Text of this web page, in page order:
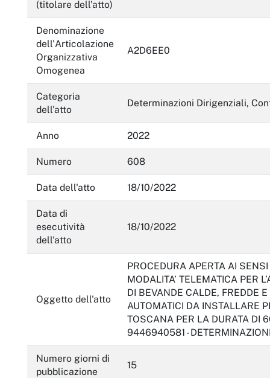
Bandi di gara e contratti
Sovvenzioni, contributi, sussidi, vantaggi economici
Bilanci
Beni immobili e gestione patrimonio
Controlli e rilievi sull'amministrazione
Opere pubbliche
Pianificazione e governo del territorio
Informazioni ambientali
Interventi straordinari e di emergenza
Attuazione misure PNRR
(titolare dell'atto)
Denominazione
dell'Articolazione
Organizzativa
Omogenea
A2D6EE0
Categoria
dell'atto
Determinazioni Dirigenziali,
Anno 2022
Numero 608
Data dell'atto 18/10/2022
Data di
esecutività
dell'atto
18/10/2022
Oggetto dell'atto
PROCEDURA APERTA AI
MODALITA’ TELEMATICA PER
DI BEVANDE CALDE, FREDDE
AUTOMATICI DA INSTALLARE
TOSCANA PER LA DURATA DI
9446940581 -
Numero giorni di
pubblicazione
15